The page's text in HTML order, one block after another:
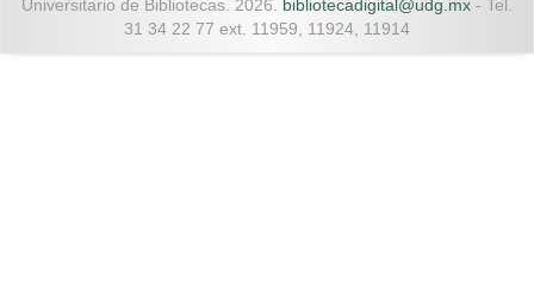
Universitario de Bibliotecas. 2026. bibliotecadigital@udg.mx - Tel.
31 34 22 77 ext. 11959, 11924, 11914